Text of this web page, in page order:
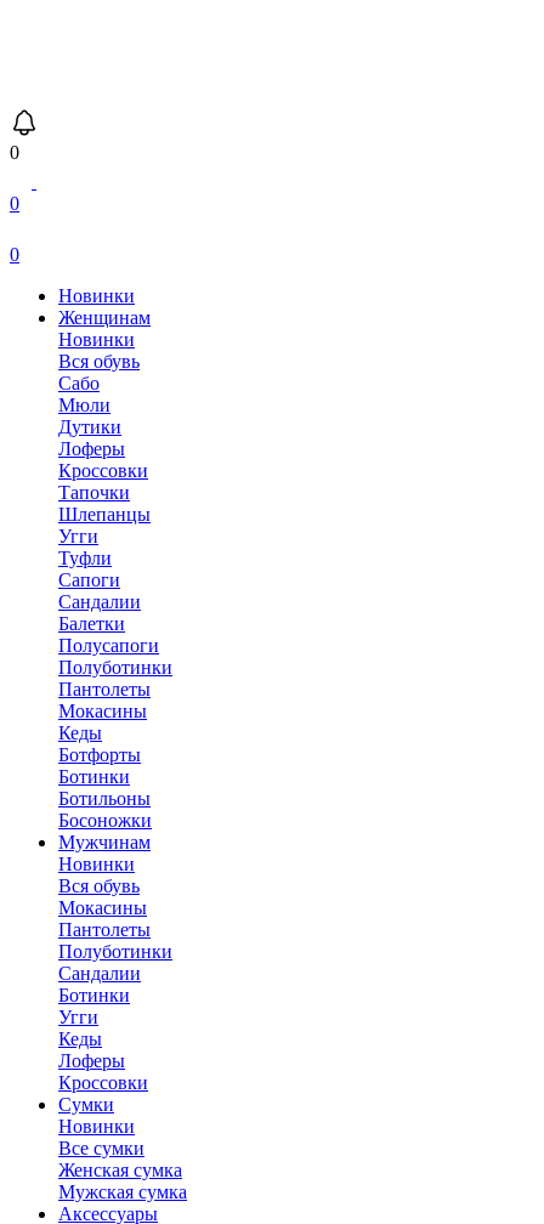
0
0
0
Новинки
Женщинам
Новинки
Вся обувь
Сабо
Мюли
Дутики
Лоферы
Кроссовки
Тапочки
Шлепанцы
Угги
Туфли
Сапоги
Сандалии
Балетки
Полусапоги
Полуботинки
Пантолеты
Мокасины
Кеды
Ботфорты
Ботинки
Ботильоны
Босоножки
Мужчинам
Новинки
Вся обувь
Мокасины
Пантолеты
Полуботинки
Сандалии
Ботинки
Угги
Кеды
Лоферы
Кроссовки
Сумки
Новинки
Все сумки
Женская сумка
Мужская сумка
Аксессуары